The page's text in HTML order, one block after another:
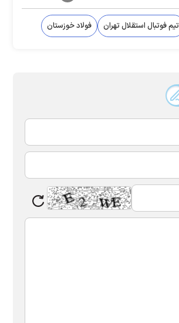
تیم فوتبال استقلال تهران فولاد خوزستان